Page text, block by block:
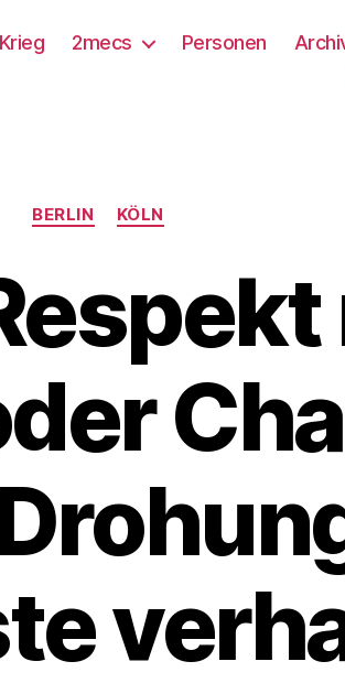
2mecs Personen
Kategorien
BERLIN KÖLN